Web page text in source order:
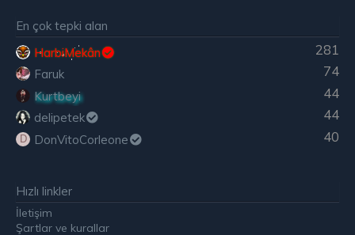
En çok tepki alan
281
HarbiMekân
74
Faruk
44
Kurtbeyi
44
delipetek
D 40
DonVitoCorleone
Hızlı linkler
İletişim
Şartlar ve kurallar